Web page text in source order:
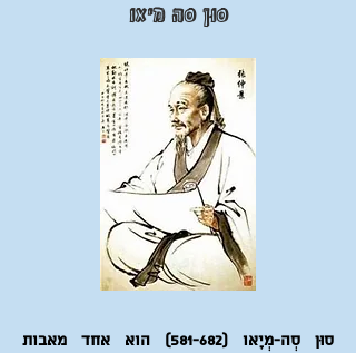
סוּן סְה מְיָאו
סוּן סְה-מְיָאו (581-682) הוא אחד מאבות